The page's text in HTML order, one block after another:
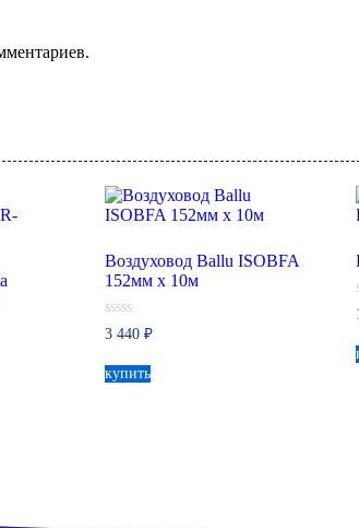
Воздуховод Ballu ISOBFA
152мм х 10м
0
из
3 440₽
купить